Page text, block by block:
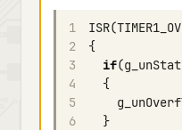
1 ISR(
2
{
3
if(
4
{
5
6
}